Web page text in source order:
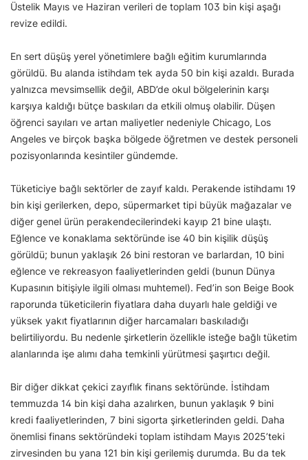
Üstelik Mayıs ve Haziran verileri de toplam 103 bin kişi aşağı
revize edildi.
En sert düşüş yerel yönetimlere bağlı eğitim kurumlarında
görüldü. Bu alanda istihdam tek ayda 50 bin kişi azaldı. Burada
yalnızca mevsimsellik değil, ABD’de okul bölgelerinin karşı
karşıya kaldığı bütçe baskıları da etkili olmuş olabilir. Düşen
öğrenci sayıları ve artan maliyetler nedeniyle Chicago, Los
Angeles ve birçok başka bölgede öğretmen ve destek personeli
pozisyonlarında kesintiler gündemde.
Tüketiciye bağlı sektörler de zayıf kaldı. Perakende istihdamı 19
bin kişi gerilerken, depo, süpermarket tipi büyük mağazalar ve
diğer genel ürün perakendecilerindeki kayıp 21 bine ulaştı.
Eğlence ve konaklama sektöründe ise 40 bin kişilik düşüş
görüldü; bunun yaklaşık 26 bini restoran ve barlardan, 10 bini
eğlence ve rekreasyon faaliyetlerinden geldi (bunun Dünya
Kupasının bitişiyle ilgili olması muhtemel). Fed’in son Beige Book
raporunda tüketicilerin fiyatlara daha duyarlı hale geldiği ve
yüksek yakıt fiyatlarının diğer harcamaları baskıladığı
belirtiliyordu. Bu nedenle şirketlerin özellikle isteğe bağlı tüketim
alanlarında işe alımı daha temkinli yürütmesi şaşırtıcı değil.
Bir diğer dikkat çekici zayıflık finans sektöründe. İstihdam
temmuzda 14 bin kişi daha azalırken, bunun yaklaşık 9 bini
kredi faaliyetlerinden, 7 bini sigorta şirketlerinden geldi. Daha
önemlisi finans sektöründeki toplam istihdam Mayıs 2025’teki
zirvesinden bu yana 121 bin kişi gerilemiş durumda. Bu da tek